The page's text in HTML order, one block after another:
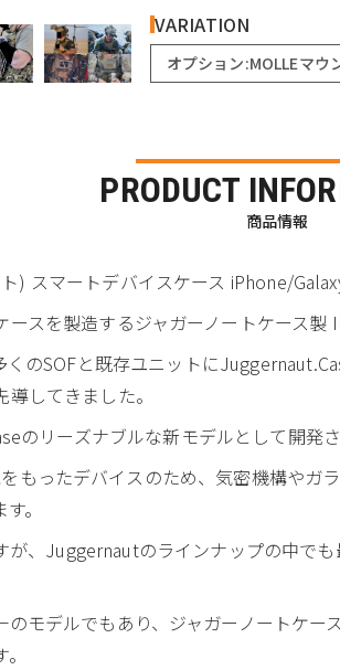
VARIATION
オプション:MOLLEマ
PRODUCT
商品情報
) スマートデバイスケース iPhone/
スを製造するジャガーノートケース製
のSOFと既存ユニットに
してきました。
のリーズナブルな新モデルとして開発
もったデバイスのため、気密機構やガ
。
が、Juggernautのラインナップの中で
モデルでもあり、ジャガーノートケ